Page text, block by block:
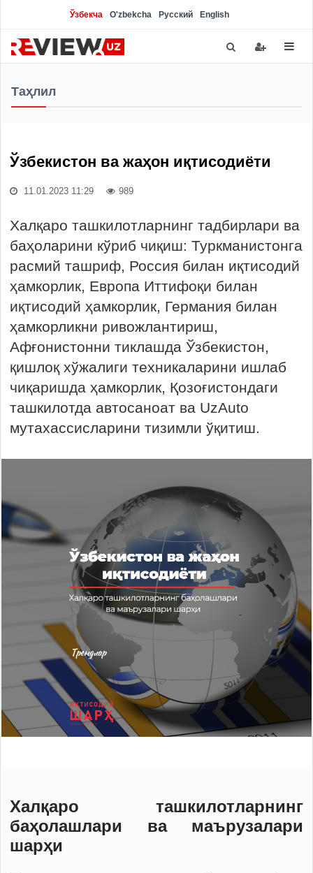
Ўзбекча O'zbekcha Русский English
Таҳлил
Ўзбекистон ва жаҳон иқтисодиёти
11.01.2023 11:29 989
Халқаро ташкилотларнинг тадбирлари ва
баҳоларини кўриб чиқиш: Туркманистонга
расмий ташриф, Россия билан иқтисодий
ҳамкорлик, Европа Иттифоқи билан
иқтисодий ҳамкорлик, Германия билан
ҳамкорликни ривожлантириш,
Афғонистонни тиклашда Ўзбекистон,
қишлоқ хўжалиги техникаларини ишлаб
чиқаришда ҳамкорлик, Қозоғистондаги
ташкилотда автосаноат ва UzAuto
мутахассисларини тизимли ўқитиш.
Халқаро ташкилотларнинг
баҳолашлари ва маърузалари
шарҳи